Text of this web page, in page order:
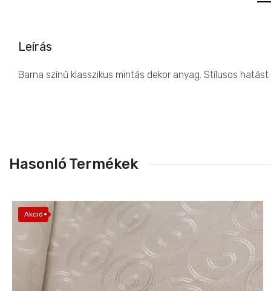
Leírás
Barna színű klasszikus mintás dekor anyag. Stílusos
Hasonló Termékek
Akció